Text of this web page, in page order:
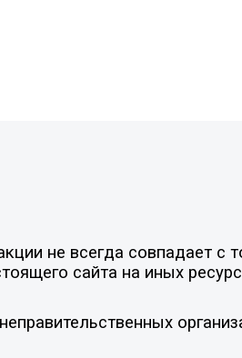
не всегда совпадает с
сайта на иных